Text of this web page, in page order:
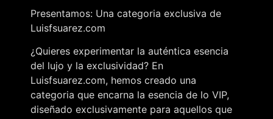
Presentamos: Una categoria exclusiva de
Luisfsuarez.com
¿Quieres experimentar la auténtica esencia
del lujo y la exclusividad? En
Luisfsuarez.com, hemos creado una
categoria que encarna la esencia de lo VIP,
diseñado exclusivamente para aquellos que